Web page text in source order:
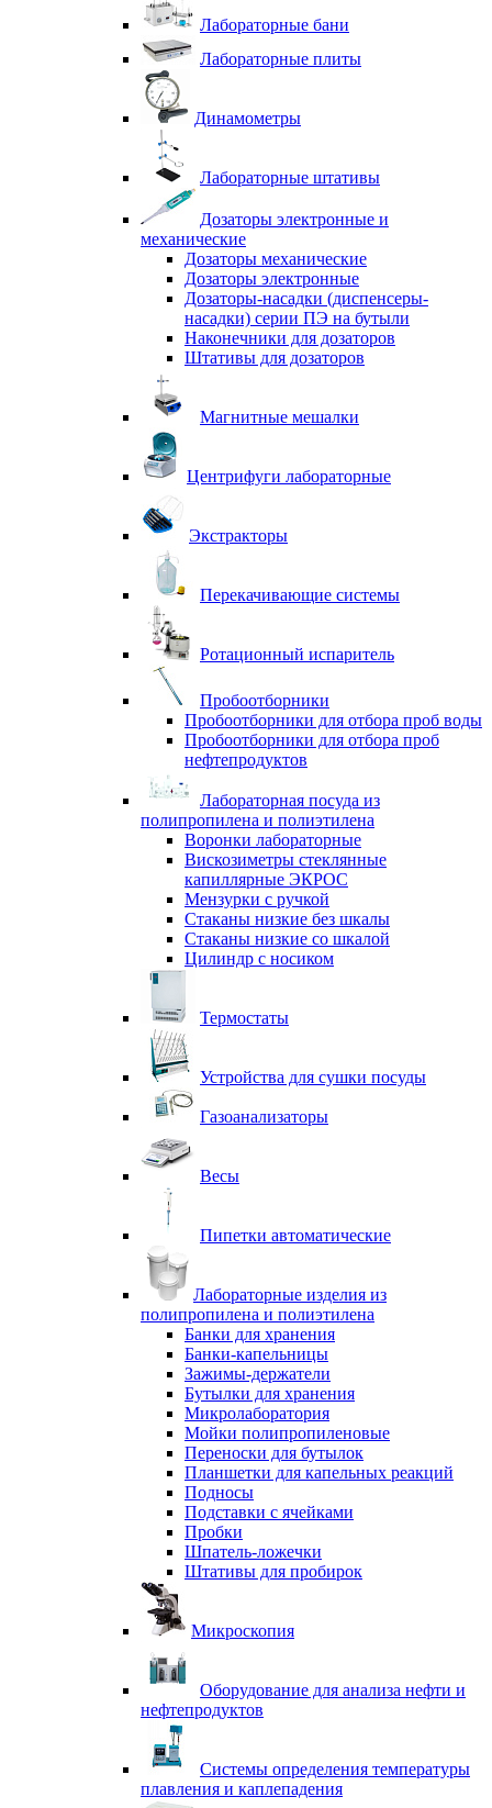
Лабораторные бани
Лабораторные плиты
Динамометры
Лабораторные штативы
Дозаторы электронные и
механические
Дозаторы механические
Дозаторы электронные
Дозаторы-насадки (диспенсеры-
насадки) серии ПЭ на бутыли
Наконечники для дозаторов
Штативы для дозаторов
Магнитные мешалки
Центрифуги лабораторные
Экстракторы
Перекачивающие системы
Ротационный испаритель
Пробоотборники
Пробоотборники для отбора проб воды
Пробоотборники для отбора проб
нефтепродуктов
Лабораторная посуда из
полипропилена и полиэтилена
Воронки лабораторные
Вискозиметры стеклянные
капиллярные ЭКРОС
Мензурки с ручкой
Стаканы низкие без шкалы
Стаканы низкие со шкалой
Цилиндр с носиком
Термостаты
Устройства для сушки посуды
Газоанализаторы
Весы
Пипетки автоматические
Лабораторные изделия из
полипропилена и полиэтилена
Банки для хранения
Банки-капельницы
Зажимы-держатели
Бутылки для хранения
Микролаборатория
Мойки полипропиленовые
Переноски для бутылок
Планшетки для капельных реакций
Подносы
Подставки с ячейками
Пробки
Шпатель-ложечки
Штативы для пробирок
Микроскопия
Оборудование для анализа нефти и
нефтепродуктов
Системы определения температуры
плавления и каплепадения